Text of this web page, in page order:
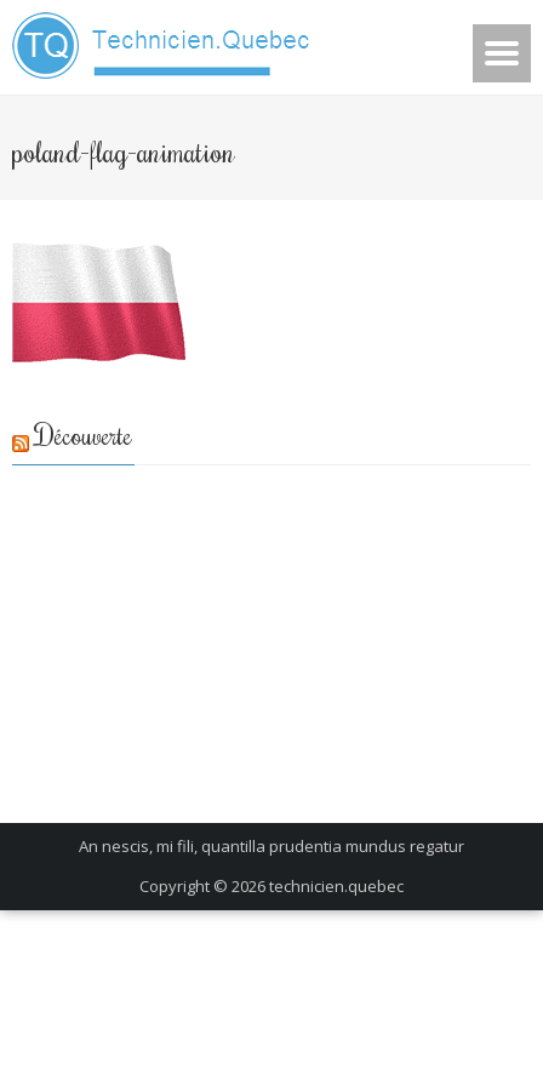
poland-flag-animation
Découverte
An nescis, mi fili, quantilla prudentia mundus regatur
Copyright © 2026technicien.quebec